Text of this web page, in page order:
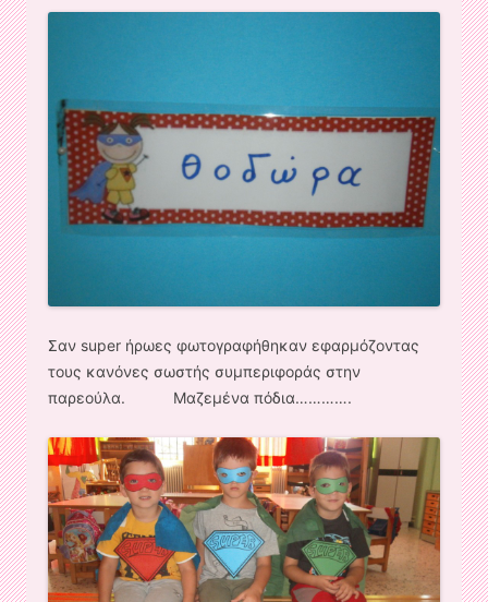
Σαν super ήρωες φωτογραφήθηκαν εφαρμόζοντας
τους κανόνες σωστής συμπεριφοράς στην
παρεούλα. Μαζεμένα πόδια………….